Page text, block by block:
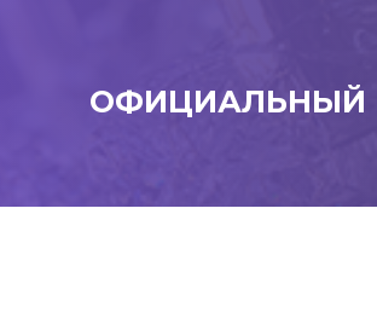
ОФИЦИАЛЬНЫЙ